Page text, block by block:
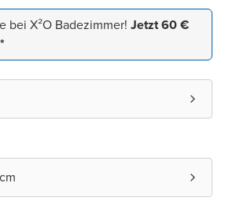
bei X²O Badezimmer! Jetzt 60 €